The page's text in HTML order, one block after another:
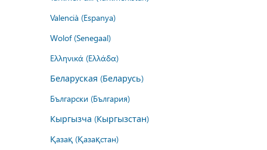
Valencià (Espanya)
Wolof (Senegaal)
Ελληνικά (Ελλάδα)
Беларуская (Беларусь)
Български (България)
Кыргызча (Кыргызстан)
Қазақ (Қазақстан)